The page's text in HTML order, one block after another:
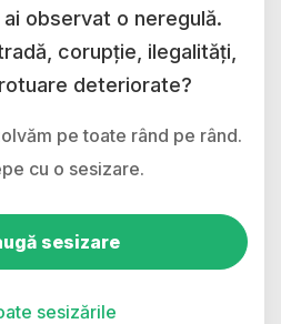
observat o neregulă.
corupție, ilegalități,
deteriorate?
pe toate rând pe rând.
cu o sesizare.
sesizare
sesizările